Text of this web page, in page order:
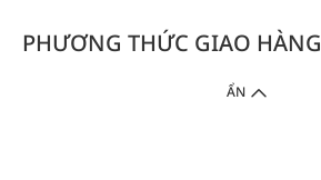
PHƯƠNG THỨC GIAO HÀNG
ẨN